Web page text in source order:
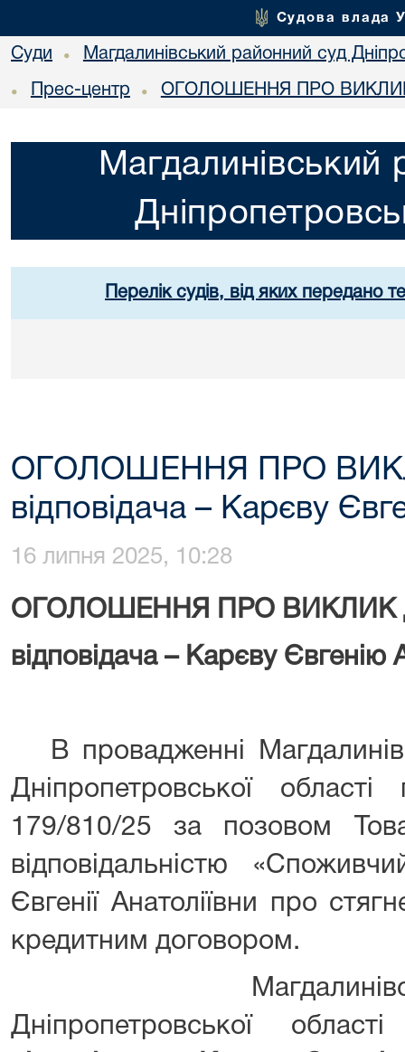
Судова влада
Суди • Магдалинівський районний суд
• Прес-центр • ОГОЛОШЕННЯ ПРО
Магдалинівський
Перелік судів, від яких передано
ОГОЛОШЕННЯ ПРО
відповідача – Карєву
16 липня 2025, 10:28
ОГОЛОШЕННЯ ПРО ВИКЛИК
відповідача – Карєву Євгенію
В провадженні
Дніпропетровської
179/810/25 за позовом
відповідальністю
Євгенії Анатоліївни про
кредитним договором.
Дніпропетровської